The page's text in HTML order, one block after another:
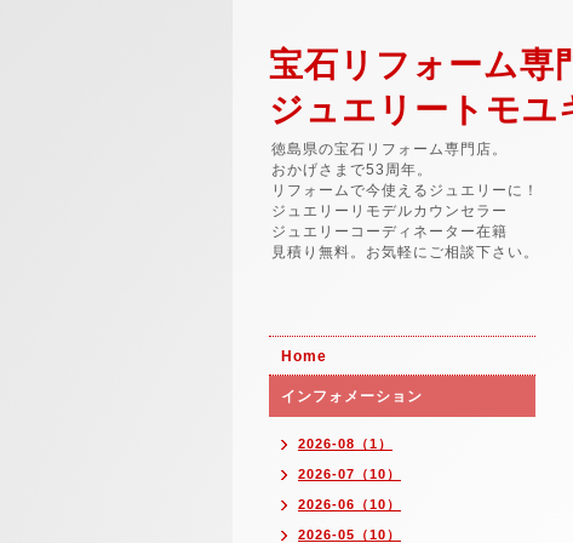
宝石リフォーム専
ジュエリートモユ
徳島県の宝石リフォーム専門店。
おかげさまで53周年。
リフォームで今使えるジュエリーに！
ジュエリーリモデルカウンセラー
ジュエリーコーディネーター在籍
見積り無料。お気軽にご相談下さい。
Home
インフォメーション
2026-08（1）
2026-07（10）
2026-06（10）
2026-05（10）